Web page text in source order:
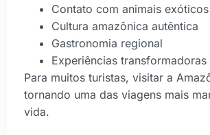
Contato com animais exóticos
Cultura amazônica autêntica
Gastronomia regional
Experiências transformadoras
Para muitos turistas, visitar a
tornando uma das viagens mais
vida.